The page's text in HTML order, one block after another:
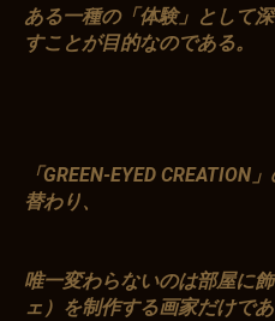
ある一種の「体験」として
すことが目的なのである。
「GREEN-EYED
替わり、
唯一変わらないのは部屋に
ェ）を制作する画家だけであ